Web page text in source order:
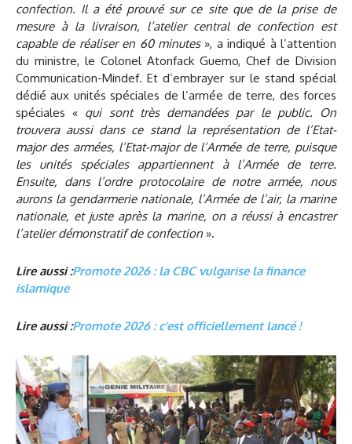
confection. Il a été prouvé sur ce site que de la prise de
mesure à la livraison, l’atelier central de confection est
capable de réaliser en 60 minutes», a indiqué à l’attention
du ministre, le Colonel Atonfack Guemo, Chef de Division
Communication-Mindef. Et d’embrayer sur le stand spécial
dédié aux unités spéciales de l’armée de terre, des forces
spéciales « qui sont très demandées par le public. On
trouvera aussi dans ce stand la représentation de l’Etat-
major des armées, l’Etat-major de l’Armée de terre, puisque
les unités spéciales appartiennent à l’Armée de terre.
Ensuite, dans l’ordre protocolaire de notre armée, nous
aurons la gendarmerie nationale, l’Armée de l’air, la marine
nationale, et juste après la marine, on a réussi à encastrer
l’atelier démonstratif de confection ».
Lire aussi :Promote 2026 : la CBC vulgarise la finance
islamique
Lire aussi :Promote 2026 : c’est officiellement lancé !